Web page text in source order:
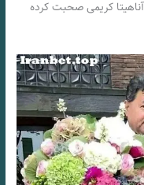
کریمی صحبت کرده